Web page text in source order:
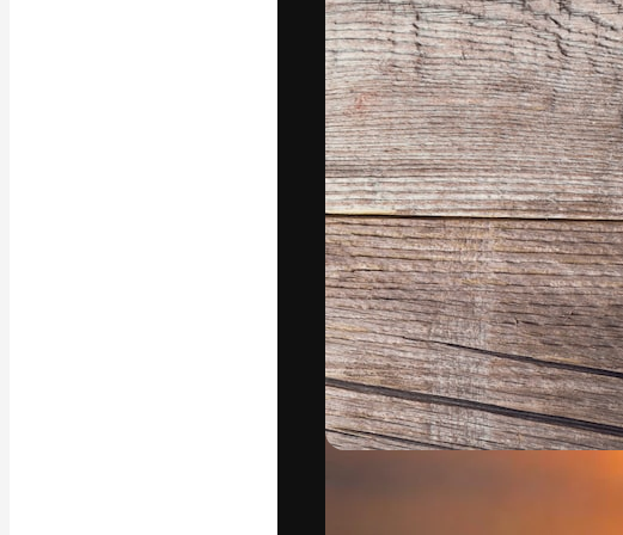
Die kreative Plattform, um
Arbeit zu verwirklichen.
Abonnenten unter
Agenturen und Studios.
Deutsch
Copyright © 2010-2026